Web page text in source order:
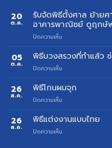
20
ต.ค.
รับจัดพิธีตั้งศาล ย้ายศ
อาคารพาณิชย์ ดูฤกษ์
ปิดความเห็น
จัด
ย้าย
บ้าน
05
ต.ค.
พิธีบวงสรวงที่ทำแล้ว
ปิดความเห็น
บวงสรวง
ช่วย
26
ส.ค.
พิธีโกนผมจุก
ปิดความเห็น
โกน
26
ส.ค.
พิธีแต่งงานแบบไทย
ปิดความเห็น